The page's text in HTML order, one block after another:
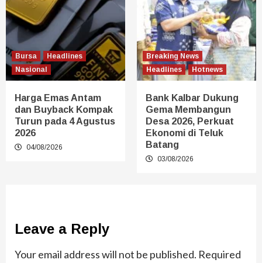
Bursa
Headlines
Nasional
Harga Emas Antam
dan Buyback Kompak
Turun pada 4 Agustus
2026
04/08/2026
Breaking News
Headlines
Hotnews
Bank Kalbar Dukung
Gema Membangun
Desa 2026, Perkuat
Ekonomi di Teluk
Batang
03/08/2026
Leave a Reply
Your email address will not be published. Required